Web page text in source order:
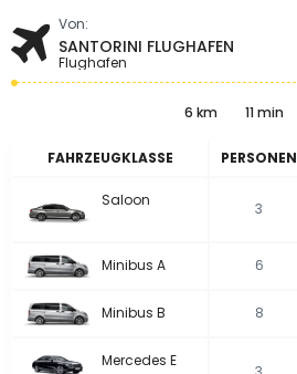
Von:
SANTORINI FLUGHAFEN
Flughafen
6 km 11 min
FAHRZEUGKLASSE PERSONEN
Saloon 3
Minibus A 6
Minibus B 8
Mercedes E